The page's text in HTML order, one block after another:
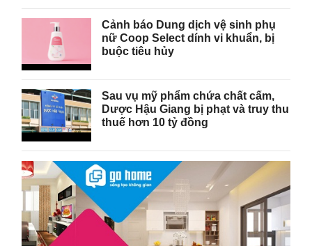
Cảnh báo Dung dịch vệ sinh phụ
nữ Coop Select dính vi khuẩn, bị
buộc tiêu hủy
Sau vụ mỹ phẩm chứa chất cấm,
Dược Hậu Giang bị phạt và truy thu
thuế hơn 10 tỷ đồng